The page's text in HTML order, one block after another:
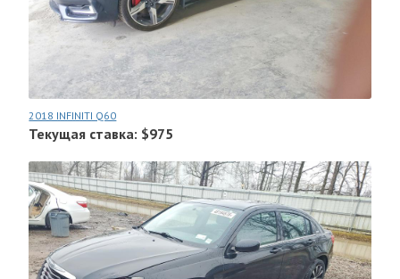
2018 INFINITI Q60
Текущая ставка: $975